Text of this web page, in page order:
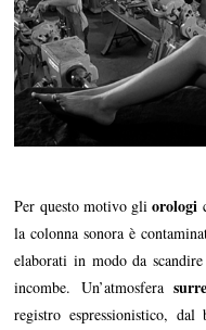
Per questo motivo gliorologi
la colonna sonora è
elaborati in modo da
incombe. Un’atmosfera
registro espressionistico,